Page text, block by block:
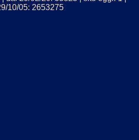
10/05: 2653275